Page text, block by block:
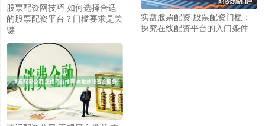
股票配资网技巧 如何选择合适
的股票配资平台？门槛要求是关
键
实盘股票配资 股票配资门槛：
探究在线配资平台的入门条件